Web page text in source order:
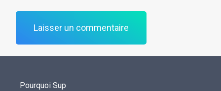
Pourquoi Sup